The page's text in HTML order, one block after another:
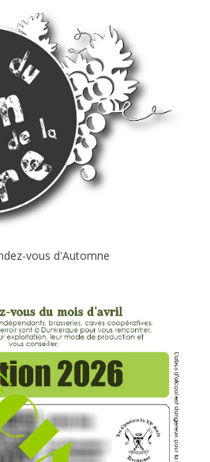
vous d'Automne